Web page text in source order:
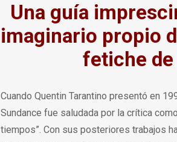
Una guía
imaginario propio
fetiche
Cuando Quentin Tarantino presentó en
Sundance fue saludada por la crítica
tiempos”. Con sus posteriores trabajos